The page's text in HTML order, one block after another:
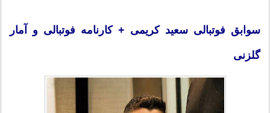
سوابق فوتبالی سعيد كريمى + کارنامه فوتبالی و آمار
گلزنى